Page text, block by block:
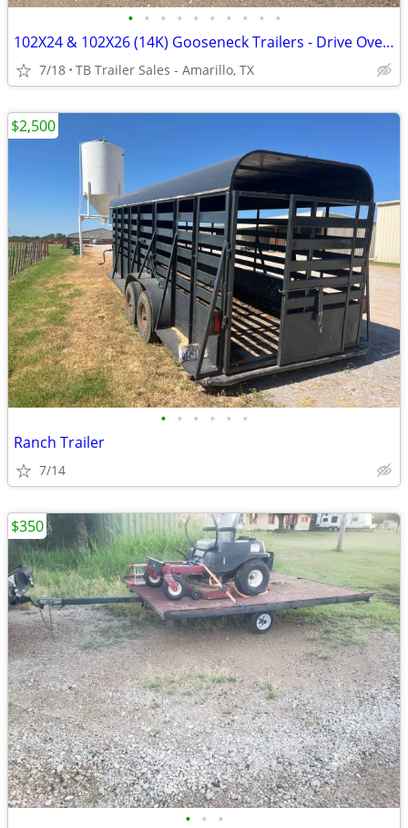
• • • • • • • • • •
102X24 & 102X26 (14K) Gooseneck Trailers - Drive Over Fenders
7/18 TB Trailer Sales - Amarillo, TX
• • • • • •
Ranch Trailer
7/14
$2,500
• • •
$350